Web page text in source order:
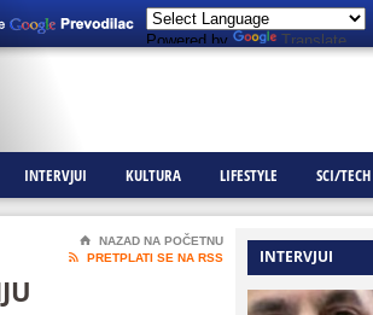
Powered by Translate
INTERVJUI KULTURA LIFESTYLE SCI/TECH
⌂
NAZAD NA POČETNU

PRETPLATI SE NA RSS INTERVJUI